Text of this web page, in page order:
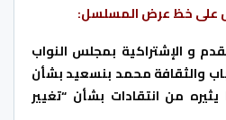
على خظ عرض المسلسل:
و الإشتراكية بمجلس النواب
والثقافة محمد بنسعيد بشأن
من انتقادات بشأن “تغيير